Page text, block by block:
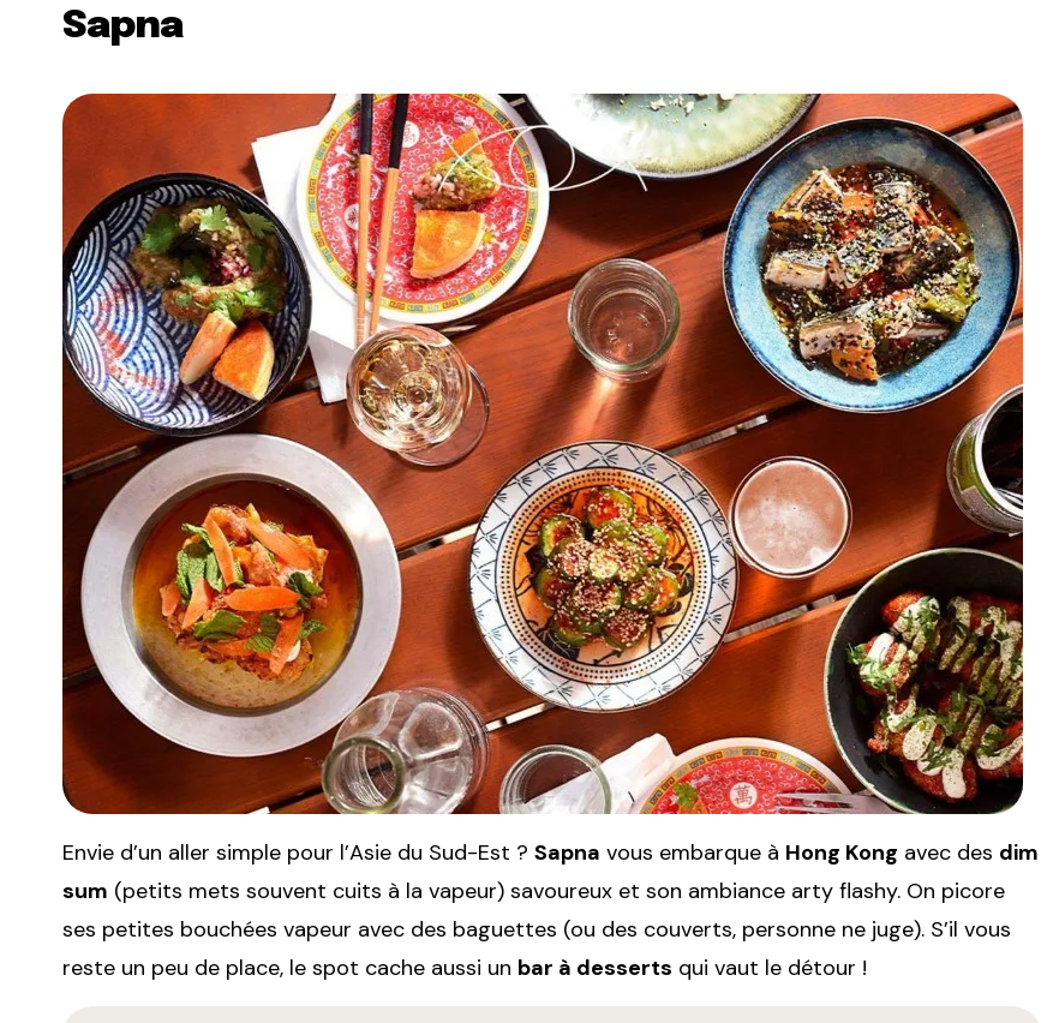
Sapna
Envie d’un aller simple pour l’Asie du Sud-Est ? Sapna vous embarque à Hong Kong avec des dim
sum (petits mets souvent cuits à la vapeur) savoureux et son ambiance arty flashy. On picore
ses petites bouchées vapeur avec des baguettes (ou des couverts, personne ne juge). S’il vous
reste un peu de place, le spot cache aussi un bar à desserts qui vaut le détour !